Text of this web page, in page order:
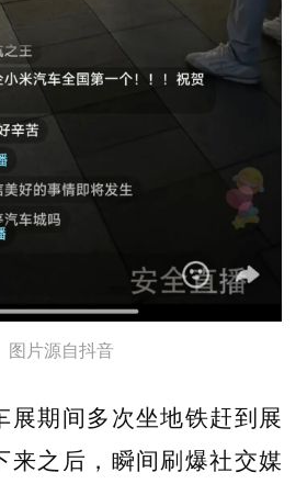
图片源自抖音
展期间多次坐地铁赶到展
来之后，瞬间刷爆社交媒